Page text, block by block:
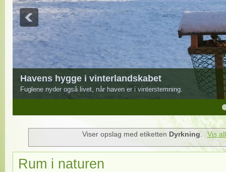
Havens hygge i vinterlandskabet
Fuglene nyder også livet, når haven er i vinterstemning.
Viser opslag med etiketten Dyrkning. Vis
Rum i naturen